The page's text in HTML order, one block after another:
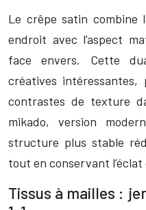
Le crêpe satin
endroit avec l’aspect
face envers. Cette
créatives
contrastes de texture
mikado, version
structure plus stable
tout en conservant
Tissus à mailles :